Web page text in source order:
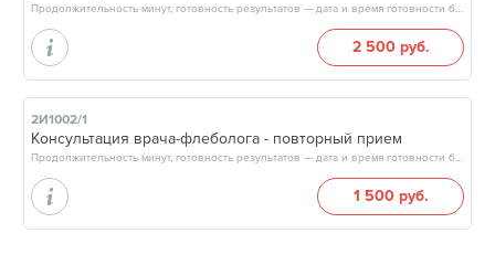
Продолжительность минут, готовность результатов — дата и время готовности будут сообщены врачом в день приёма
2 500 руб.
2И1002/1
Консультация врача-флеболога - повторный прием
Продолжительность минут, готовность результатов — дата и время готовности будут сообщены врачом в день приёма
1 500 руб.